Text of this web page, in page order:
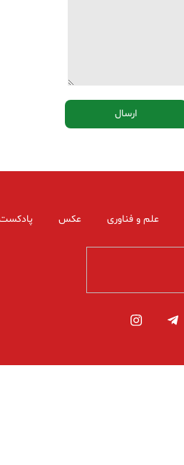
علم و فناوری عکس